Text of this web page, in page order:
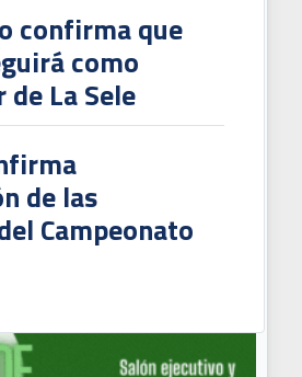
confirma que
como
La Sele
de las
Campeonato